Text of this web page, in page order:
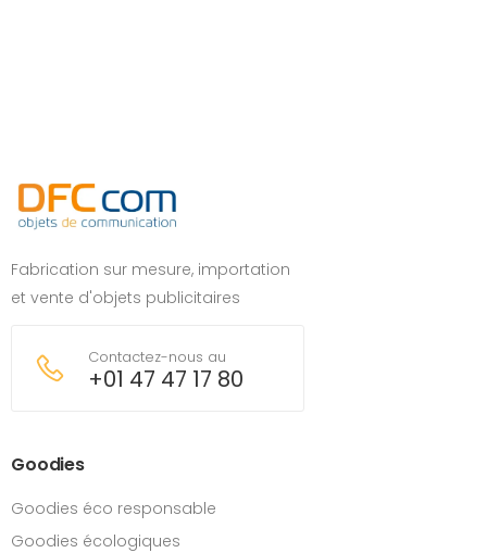
Fabrication sur mesure, importation
et vente d'objets publicitaires
Contactez-nous au
+01 47 47 17 80
Goodies
Goodies éco responsable
Goodies écologiques